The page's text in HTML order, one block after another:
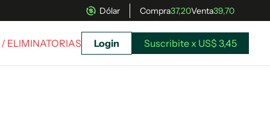
Dólar Compra37,20Venta39,70
/ ELIMINATORIAS Login Suscribite x US$ 3,45